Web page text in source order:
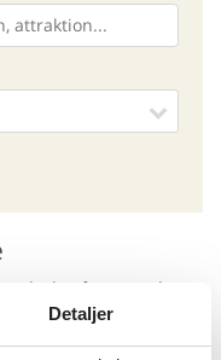
af sommerhuse
med rabat i
Detaljer